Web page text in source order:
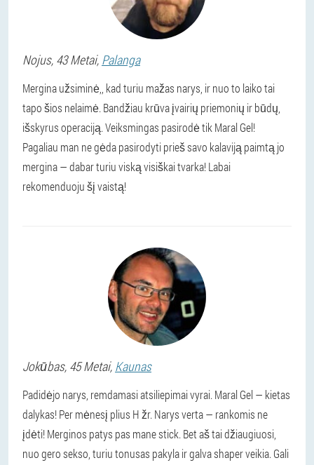
Nojus, 43 Metai, Palanga
Mergina užsiminė,, kad turiu mažas narys, ir nuo to laiko tai
tapo šios nelaimė. Bandžiau krūva įvairių priemonių ir būdų,
išskyrus operaciją. Veiksmingas pasirodė tik Maral Gel!
Pagaliau man ne gėda pasirodyti prieš savo kalaviją paimtą jo
mergina — dabar turiu viską visiškai tvarka! Labai
rekomenduoju šį vaistą!
Jokūbas, 45 Metai, Kaunas
Padidėjo narys, remdamasi atsiliepimai vyrai. Maral Gel — kietas
dalykas! Per mėnesį plius H žr. Narys verta — rankomis ne
įdėti! Merginos patys pas mane stick. Bet aš tai džiaugiuosi,
nuo gero sekso, turiu tonusas pakyla ir galva shaper veikia. Gali